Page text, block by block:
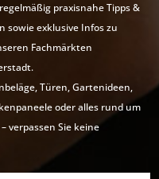
praxisnahe Tipps &
sowie exklusive Infos zu
Fachmärkten
Türen, Gartenideen,
oder alles rund um
verpassen Sie keine